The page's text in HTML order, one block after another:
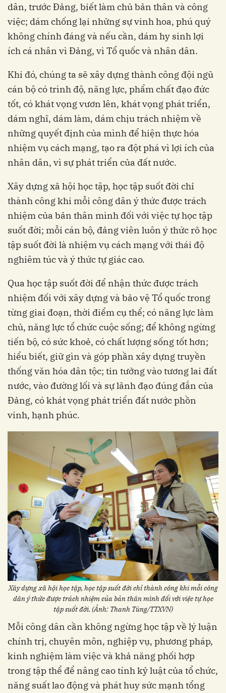
dân, trước Đảng, biết làm chủ bản thân và công
việc; dám chống lại những sự vinh hoa, phú quý
không chính đáng và nếu cần, dám hy sinh lợi
ích cá nhân vì Đảng, vì Tổ quốc và nhân dân.
Khi đó, chúng ta sẽ xây dựng thành công đội ngũ
cán bộ có trình độ, năng lực, phẩm chất đạo đức
tốt, có khát vọng vươn lên, khát vọng phát triển,
dám nghĩ, dám làm, dám chịu trách nhiệm về
những quyết định của mình để hiện thực hóa
nhiệm vụ cách mạng, tạo ra đột phá vì lợi ích của
nhân dân, vì sự phát triển của đất nước.
Xây dựng xã hội học tập, học tập suốt đời chỉ
thành công khi mỗi công dân ý thức được trách
nhiệm của bản thân mình đối với việc tự học tập
suốt đời; mỗi cán bộ, đảng viên luôn ý thức rõ học
tập suốt đời là nhiệm vụ cách mạng với thái độ
nghiêm túc và ý thức tự giác cao.
Qua học tập suốt đời để nhận thức được trách
nhiệm đối với xây dựng và bảo vệ Tổ quốc trong
từng giai đoạn, thời điểm cụ thể; có năng lực làm
chủ, năng lực tổ chức cuộc sống; để không ngừng
tiến bộ, có sức khoẻ, có chất lượng sống tốt hơn;
hiểu biết, giữ gìn và góp phần xây dựng truyền
thống văn hóa dân tộc; tin tưởng vào tương lai đất
nước, vào đường lối và sự lãnh đạo đúng đắn của
Đảng, có khát vọng phát triển đất nước phồn
vinh, hạnh phúc.
Xây dựng xã hội học tập, học tập suốt đời chỉ thành công khi mỗi công
dân ý thức được trách nhiệm của bản thân mình đối với việc tự học
tập suốt đời. (Ảnh: Thanh Tùng/TTXVN)
Mỗi công dân cần không ngừng học tập về lý luận
chính trị, chuyên môn, nghiệp vụ, phương pháp,
kinh nghiệm làm việc và khả năng phối hợp
trong tập thể để nâng cao tính kỷ luật của tổ chức,
năng suất lao động và phát huy sức mạnh tổng